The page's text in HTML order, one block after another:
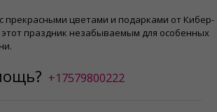
прекрасными цветами и подарками от Кибер-
праздник незабываемым для особенных
+17579800222